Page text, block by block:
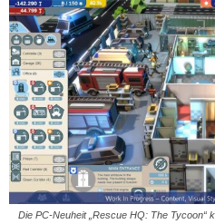
Die PC-Neuheit „Rescue HQ: The Tycoon“